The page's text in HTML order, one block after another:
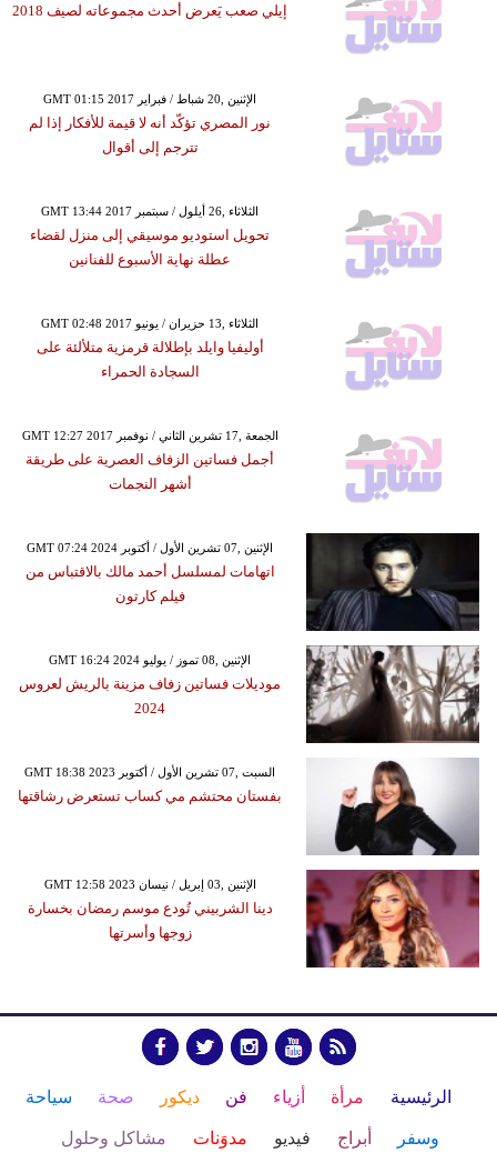
إيلي صعب يَعرض أحدث مجموعاته لصيف 2018
GMT 01:15 2017 الإثنين ,20 شباط / فبراير
نور المصري تؤكّد أنه لا قيمة للأفكار إذا لم
تترجم إلى أقوال
GMT 13:44 2017 الثلاثاء ,26 أيلول / سبتمبر
تحويل استوديو موسيقي إلى منزل لقضاء
عطلة نهاية الأسبوع للفنانين
GMT 02:48 2017 الثلاثاء ,13 حزيران / يونيو
أوليفيا وايلد بإطلالة قرمزية متلألئة على
السجادة الحمراء
GMT 12:27 2017 الجمعة ,17 تشرين الثاني / نوفمبر
أجمل فساتين الزفاف العصرية على طريقة
أشهر النجمات
GMT 07:24 2024 الإثنين ,07 تشرين الأول / أكتوبر
اتهامات لمسلسل أحمد مالك بالاقتباس من
فيلم كارتون
GMT 16:24 2024 الإثنين ,08 تموز / يوليو
موديلات فساتين زفاف مزينة بالريش لعروس
2024
GMT 18:38 2023 السبت ,07 تشرين الأول / أكتوبر
بفستان محتشم مي كساب تستعرض رشاقتها
GMT 12:58 2023 الإثنين ,03 إبريل / نيسان
دينا الشربيني تُودع موسم رمضان بخسارة
زوجها وأسرتها
الرئيسية مرأة أزياء فن ديكور صحة سياحة
وسفر أبراج فيديو مدوَنات مشاكل وحلول